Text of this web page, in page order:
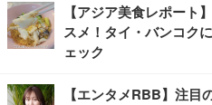
【アジア美食レポート
スメ！タイ・バンコク
ェック
【エンタメRBB】注目